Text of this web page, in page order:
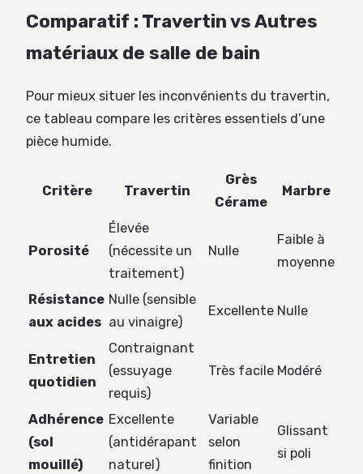
Comparatif : Travertin vs Autres
matériaux de salle de bain
Pour mieux situer les inconvénients du travertin,
ce tableau compare les critères essentiels d’une
pièce humide.
Critère Travertin
Grès
Cérame
Marbre
Porosité
Élevée
(nécessite un
traitement)
Nulle
Faible à
moyenne
Résistance
aux acides
Nulle (sensible
au vinaigre)
Excellente Nulle
Entretien
quotidien
Contraignant
(essuyage
requis)
Très facile Modéré
Adhérence
(sol
mouillé)
Excellente
(antidérapant
naturel)
Variable
selon
finition
Glissant
si poli